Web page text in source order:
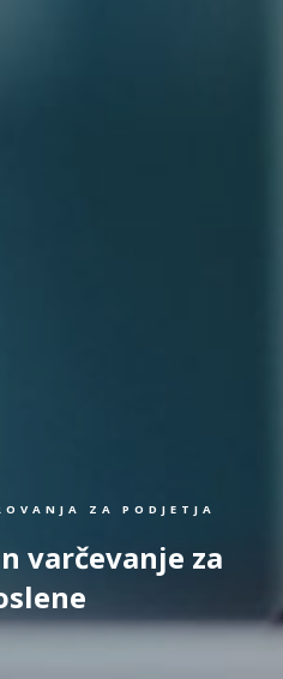
ZA PODJETJA
varčevanje za